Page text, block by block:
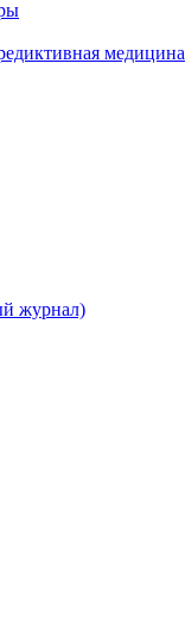
медицина
журнал)